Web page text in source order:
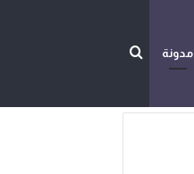
مدونة